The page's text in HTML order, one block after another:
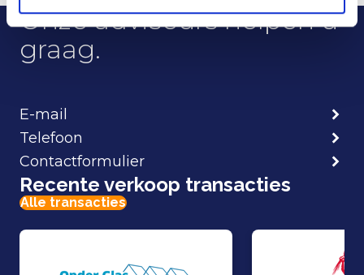
Onze adviseurs helpen u
graag.
E-mail
Telefoon
Contactformulier
Recente verkoop transacties
Alle transacties